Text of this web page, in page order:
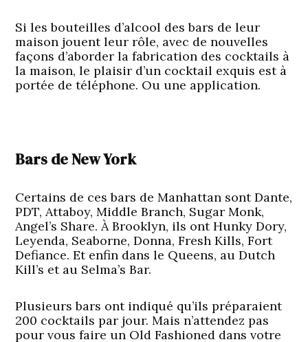
Si les bouteilles d’alcool des bars de leur
maison jouent leur rôle, avec de nouvelles
façons d’aborder la fabrication des cocktails à
la maison, le plaisir d’un cocktail exquis est à
portée de téléphone. Ou une application.
Bars de New York
Certains de ces bars de Manhattan sont Dante,
PDT, Attaboy, Middle Branch, Sugar Monk,
Angel’s Share. À Brooklyn, ils ont Hunky Dory,
Leyenda, Seaborne, Donna, Fresh Kills, Fort
Defiance. Et enfin dans le Queens, au Dutch
Kill’s et au Selma’s Bar.
Plusieurs bars ont indiqué qu’ils préparaient
200 cocktails par jour. Mais n’attendez pas
pour vous faire un Old Fashioned dans votre